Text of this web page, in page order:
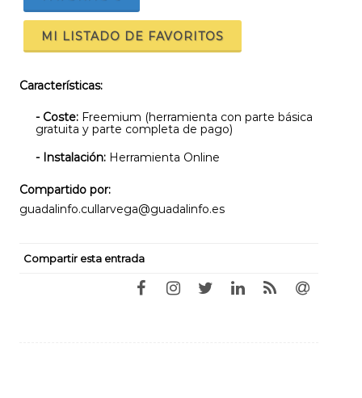
MI LISTADO DE FAVORITOS
Características:
- Coste: Freemium (herramienta con parte básica
gratuita y parte completa de pago)
- Instalación: Herramienta Online
Compartido por:
guadalinfo.cullarvega@guadalinfo.es
Compartir esta entrada